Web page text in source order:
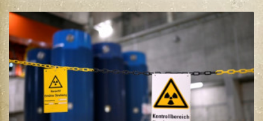
seit Monaten Erleichterungen fordern. Die Vorschläge gehen
anschließend in die Verhandlungen im Rat der 27 Staaten
und im Europaparlament.